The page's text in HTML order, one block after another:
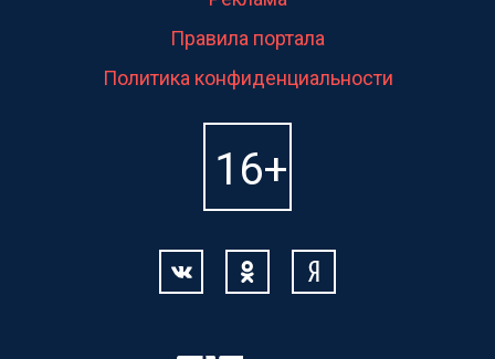
Правила портала
Политика конфиденциальности